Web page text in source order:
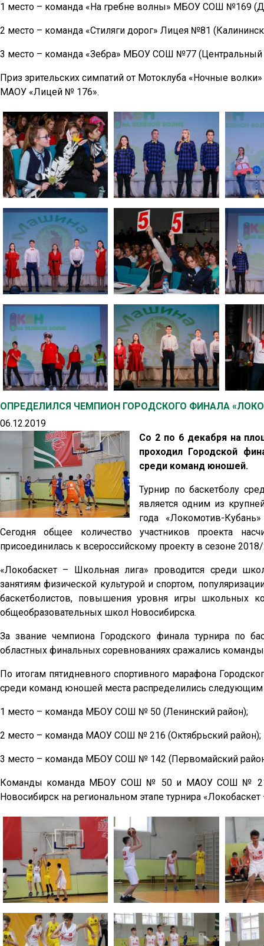
1 место – команда «На гребне волны» МБОУ СОШ №169
2 место – команда «Стиляги дорог» Лицея №81
3 место – команда «Зебра» МБОУ СОШ №77 (Центральный
Приз зрительских симпатий от Мотоклуба «Ночные
МАОУ «Лицей № 176».
ОПРЕДЕЛИЛСЯ ЧЕМПИОН ГОРОДСКОГО ФИНАЛА
06.12.2019
Со 2 по 6 декабря на
проходил Городской
среди команд юношей.
Турнир по баскетболу
является одним из
года «Локомотив-
Сегодня общее количество участников проекта
присоединилась к всероссийскому проекту в сезоне
«Локобаскет – Школьная лига» проводится среди
занятиям физической культурой и спортом,
баскетболистов, повышения уровня игры школьных
общеобразовательных школ Новосибирска.
За звание чемпиона Городского финала турнира по
областных финальных соревнованиях сражались
По итогам пятидневного спортивного марафона
среди команд юношей места распределились следующим
1 место – команда МБОУ СОШ № 50 (Ленинский район);
2 место – команда МАОУ СОШ № 216 (Октябрьский район);
3 место – команда МБОУ СОШ № 142 (Первомайский
Команды команда МБОУ СОШ № 50 и МАОУ СОШ № 216,
Новосибирск на региональном этапе турнира